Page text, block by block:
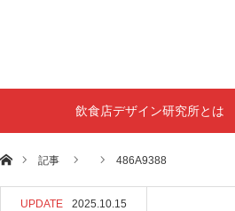
飲食店デザイン研究所とは
ホーム記事 486A9388
UPDATE 2025.10.15